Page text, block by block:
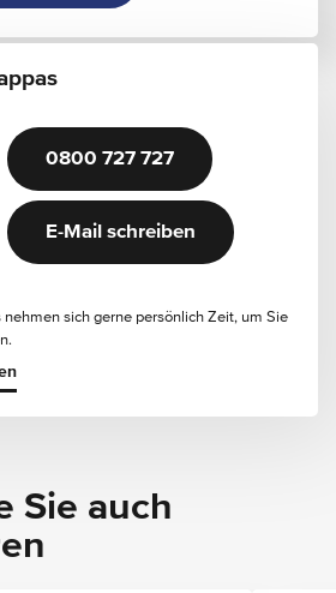
0800 727 727
E-Mail schreiben
nehmen sich gerne persönlich Zeit, um Sie
Sie auch